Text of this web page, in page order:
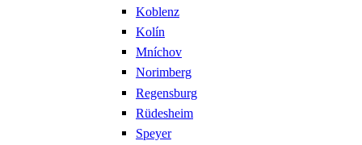
Koblenz
Kolín
Mníchov
Norimberg
Regensburg
Rüdesheim
Speyer